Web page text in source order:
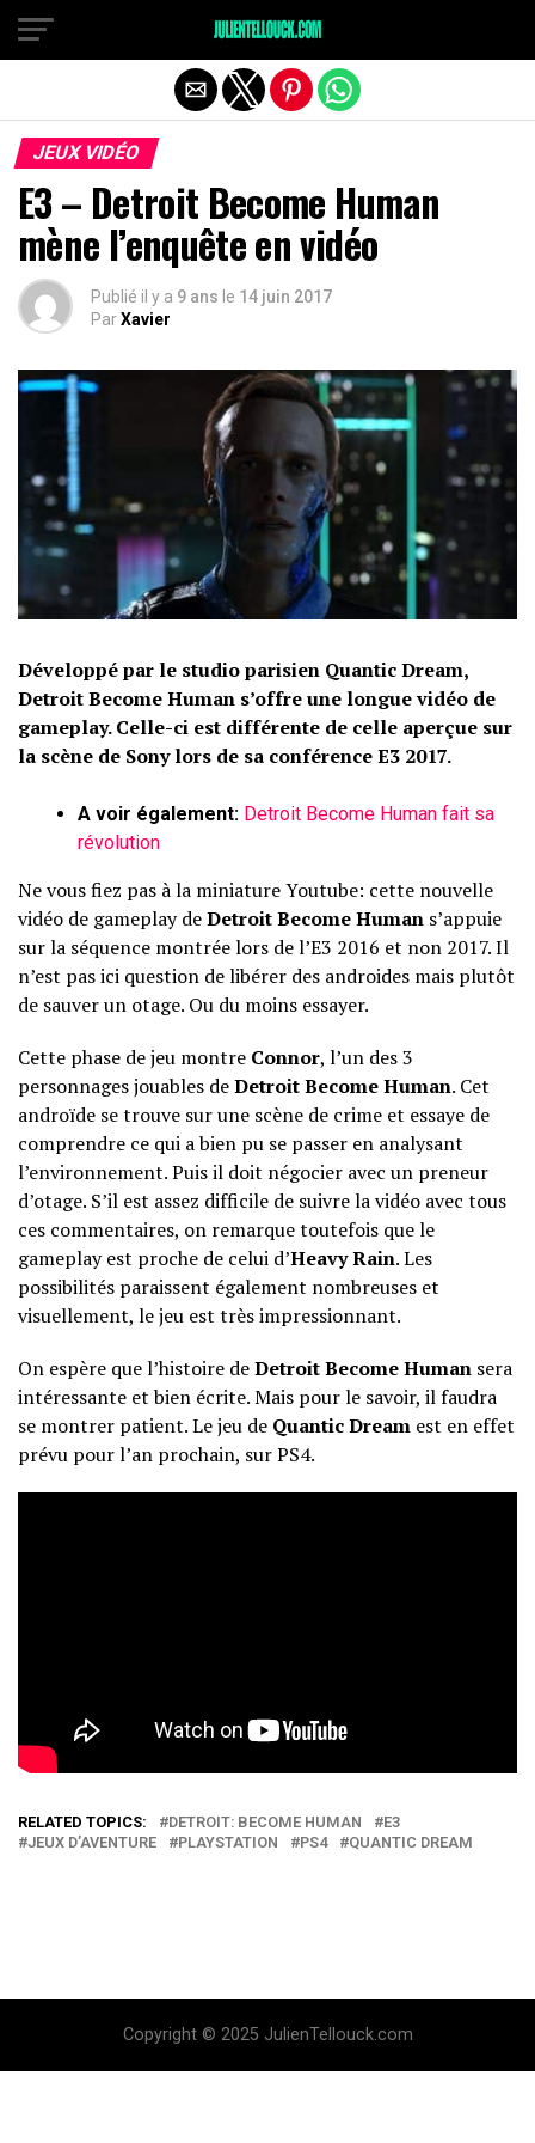
JEUX VIDÉO
E3 – Detroit Become Human
mène l’enquête en vidéo
Publié il y a 9 ans le 14 juin 2017
ParXavier
Développé par le studio parisien Quantic Dream,
Detroit Become Human s’offre une longue vidéo de
gameplay. Celle-ci est différente de celle aperçue sur
la scène de Sony lors de sa conférence E3 2017.
A voir également: Detroit Become Human fait sa
révolution
Ne vous fiez pas à la miniature Youtube: cette nouvelle
vidéo de gameplay deDetroit Become Human s’appuie
sur la séquence montrée lors de l’E3 2016 et non 2017. Il
n’est pas ici question de libérer des androides mais plutôt
de sauver un otage. Ou du moins essayer.
Cette phase de jeu montre Connor, l’un des 3
personnages jouables deDetroit Become Human. Cet
androïde se trouve sur une scène de crime et essaye de
comprendre ce qui a bien pu se passer en analysant
l’environnement. Puis il doit négocier avec un preneur
d’otage. S’il est assez difficile de suivre la vidéo avec tous
ces commentaires, on remarque toutefois que le
gameplay est proche de celui d’Heavy Rain. Les
possibilités paraissent également nombreuses et
visuellement, le jeu est très impressionnant.
On espère que l’histoire deDetroit Become Human sera
intéressante et bien écrite. Mais pour le savoir, il faudra
se montrer patient. Le jeu de Quantic Dream est en effet
prévu pour l’an prochain, sur PS4.
RELATED TOPICS: DETROIT: BECOME HUMAN
E3
JEUX D’AVENTURE
PLAYSTATION PS4 QUANTIC DREAM
Copyright © 2025 JulienTellouck.com